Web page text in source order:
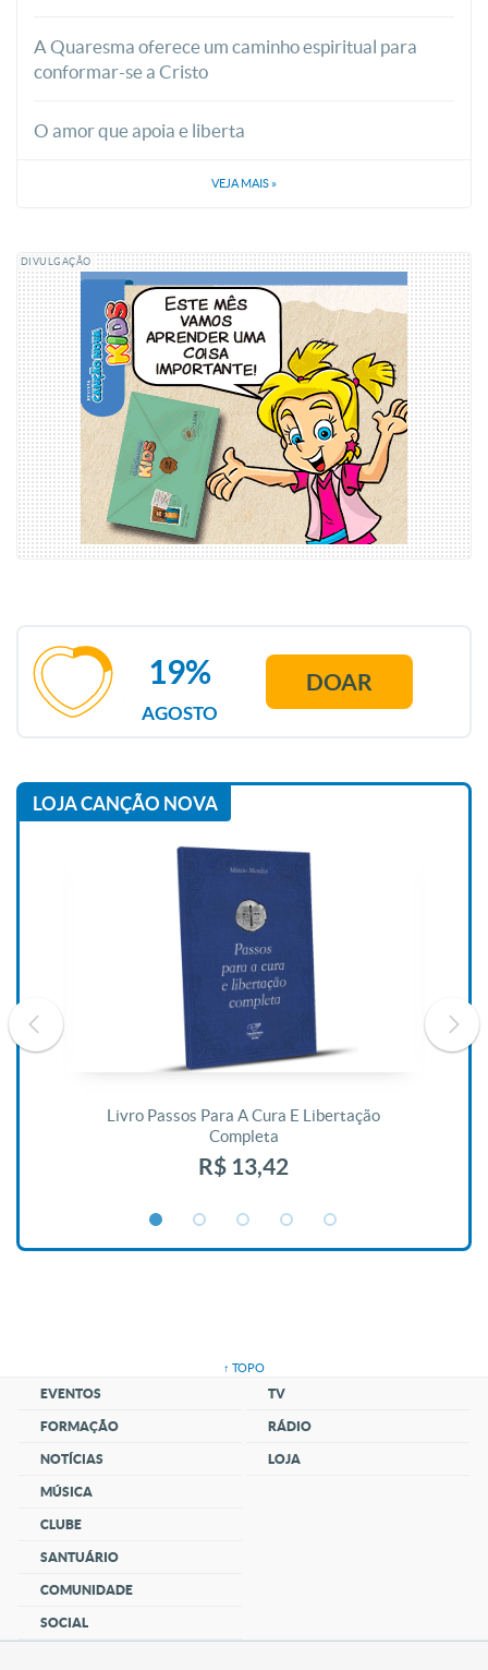
A Quaresma oferece um caminho espiritual para
conformar-se a Cristo
O amor que apoia e liberta
VEJA MAIS »
DIVULGAÇÃO
AGOSTO
19% DOAR
LOJA CANÇÃO NOVA
Livro Passos Para A Cura E Libertação
Completa
R$ 13,42
↑ TOPO
EVENTOS
FORMAÇÃO
NOTÍCIAS
MÚSICA
CLUBE
SANTUÁRIO
COMUNIDADE
SOCIAL
TV
RÁDIO
LOJA